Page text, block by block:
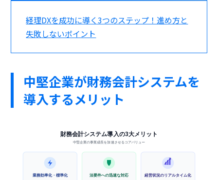
経理DXを成功に導く3つのステップ！進め方と
失敗しないポイント
中堅企業が財務会計システムを
導入するメリット
財務会計システム導入の3大メリット
中堅企業の事業成長を加速させるコアバリュー
業務効率化・標準化 法要件への迅速な対応 経営状況のリアルタイム化